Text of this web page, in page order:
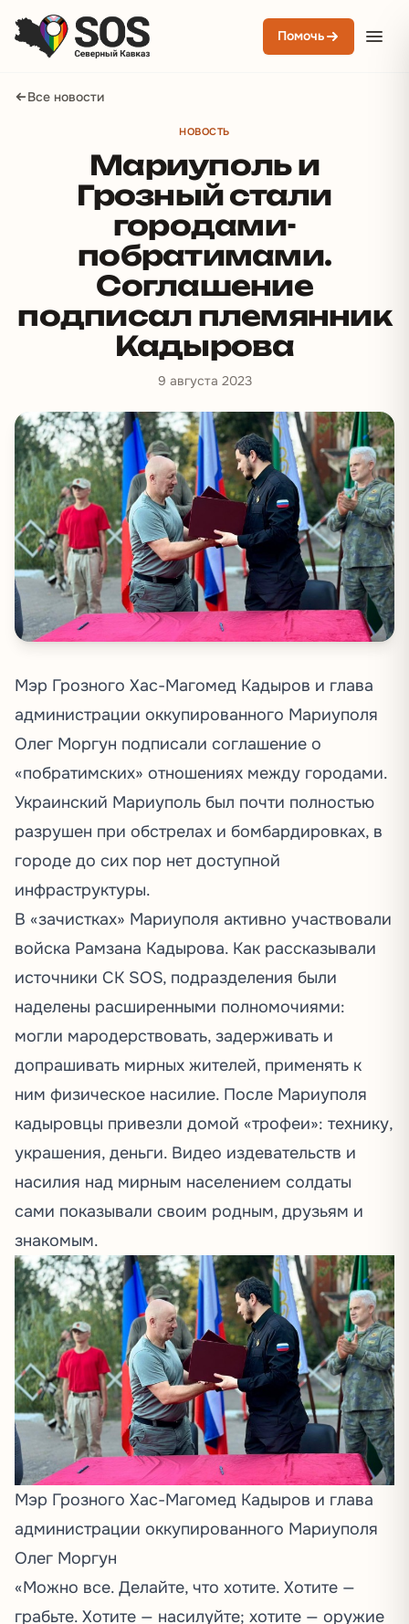
Помочь
Все новости
НОВОСТЬ
Мариуполь и
Грозный стали
городами-
побратимами.
Соглашение
подписал племянник
Кадырова
9 августа 2023
Мэр Грозного Хас-Магомед Кадыров и глава
администрации оккупированного Мариуполя
Олег Моргун подписали соглашение о
«побратимских» отношениях между городами.
Украинский Мариуполь был почти полностью
разрушен при обстрелах и бомбардировках, в
городе до сих пор нет доступной
инфраструктуры.
В «зачистках» Мариуполя активно участвовали
войска Рамзана Кадырова. Как рассказывали
источники СК SOS, подразделения были
наделены расширенными полномочиями:
могли мародерствовать, задерживать и
допрашивать мирных жителей, применять к
ним физическое насилие. После Мариуполя
кадыровцы привезли домой «трофеи»: технику,
украшения, деньги. Видео издевательств и
насилия над мирным населением солдаты
сами показывали своим родным, друзьям и
знакомым.
Мэр Грозного Хас-Магомед Кадыров и глава
администрации оккупированного Мариуполя
Олег Моргун
«Можно все. Делайте, что хотите. Хотите —
грабьте. Хотите — насилуйте; хотите — оружие